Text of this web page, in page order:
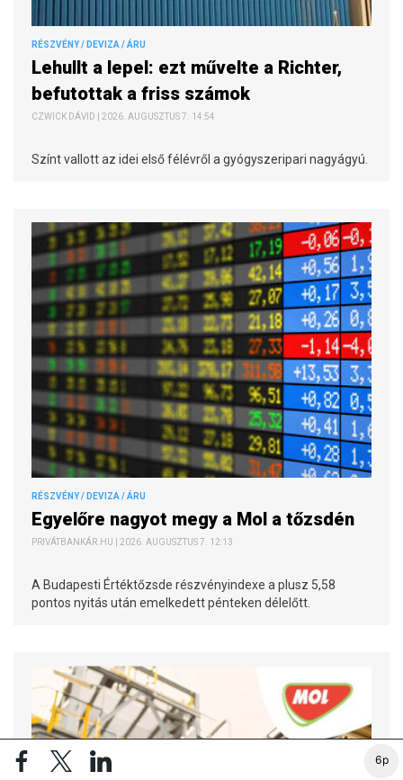
6p
RÉSZVÉNY / DEVIZA / ÁRU
Lehullt a lepel: ezt művelte a Richter,
befutottak a friss számok
CZWICK DÁVID | 2026. AUGUSZTUS 7. 14:54
Színt vallott az idei első félévről a gyógyszeripari nagyágyú.
RÉSZVÉNY / DEVIZA / ÁRU
Egyelőre nagyot megy a Mol a tőzsdén
PRIVÁTBANKÁR.HU | 2026. AUGUSZTUS 7. 12:13
A Budapesti Értéktőzsde részvényindexe a plusz 5,58
pontos nyitás után emelkedett pénteken délelőtt.